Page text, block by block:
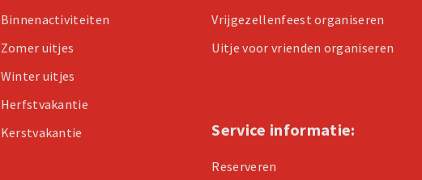
Binnenactiviteiten
Zomer uitjes
Winter uitjes
Herfstvakantie
Kerstvakantie
Vrijgezellenfeest organiseren
Uitje voor vrienden organiseren
Service informatie:
Reserveren